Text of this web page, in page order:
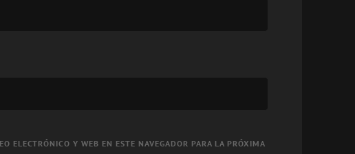
ELECTRÓNICO Y WEB EN ESTE NAVEGADOR PARA LA PRÓXIMA